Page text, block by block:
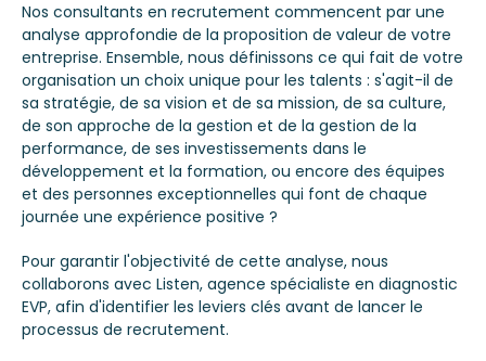
Nos consultants en recrutement commencent par une
analyse approfondie de la proposition de valeur de votre
entreprise. Ensemble, nous définissons ce qui fait de votre
organisation un choix unique pour les talents : s'agit-il de
sa stratégie, de sa vision et de sa mission, de sa culture,
de son approche de la gestion et de la gestion de la
performance, de ses investissements dans le
développement et la formation, ou encore des équipes
et des personnes exceptionnelles qui font de chaque
journée une expérience positive ?
Pour garantir l'objectivité de cette analyse, nous
collaborons avec Listen, agence spécialiste en diagnostic
EVP, afin d'identifier les leviers clés avant de lancer le
processus de recrutement.